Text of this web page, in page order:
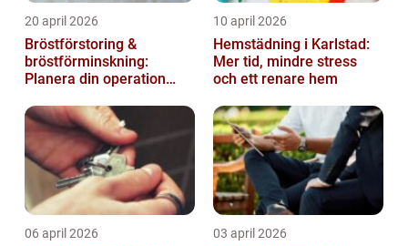
20 april 2026
Bröstförstoring &
bröstförminskning:
Planera din operation
10 april 2026
Hemstädning i Karlstad:
Mer tid, mindre stress
och ett renare hem
06 april 2026 03 april 2026